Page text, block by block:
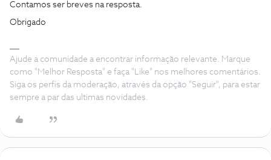
Contamos ser breves na resposta.
Obrigado
Ajude a comunidade a encontrar informação relevante. Marque
como "Melhor Resposta" e faça "Like" nos melhores comentários.
Siga os perfis da moderação, através da opção "Seguir", para estar
sempre a par das ultimas novidades.